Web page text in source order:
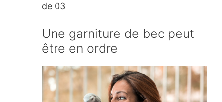
de 03
Une garniture de bec peut
être en ordre